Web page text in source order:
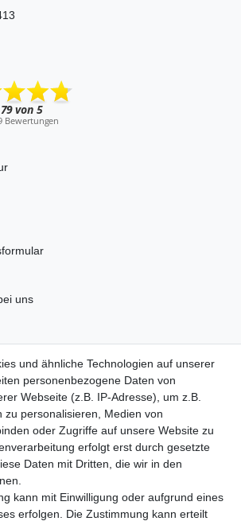
uns
und ähnliche Technologien auf unserer
personenbezogene Daten von
Webseite (z.B. IP-Adresse), um z.B.
zu personalisieren, Medien von
oder Zugriffe auf unsere Website zu
erfolgt erst durch gesetzte
Daten mit Dritten, die wir in den
kann mit Einwilligung oder aufgrund eines
erfolgen. Die Zustimmung kann erteilt